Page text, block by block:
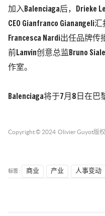
加入Balenciaga后，Drieke
CEO Gianfranco Gianangeli
Francesca Nardi出任品牌
前Lanvin创意总监Bruno
作室。
Balenciaga将于7月8日在巴
Copyright © 2024 Olivier Guyot版
标签 : 商业 产业 人事变动